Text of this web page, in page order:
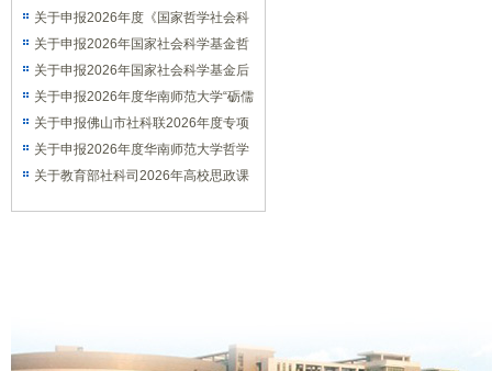
资助（艺术学）项目的通知
关于申报2026年度《国家哲学社会科
学成果文库》的通知
关于申报2026年国家社会科学基金哲
学社会科学学术通俗读物项目的通知
关于申报2026年国家社会科学基金后
期资助暨优秀博士学位论文出版、优秀
学术著作再版项目的通知
关于申报2026年度华南师范大学“砺儒
新社科”交叉学科论坛选题的通知
关于申报佛山市社科联2026年度专项
课题的通知
关于申报2026年度华南师范大学哲学
社会科学优秀学术著作出版资助项目的
关于教育部社科司2026年高校思政课